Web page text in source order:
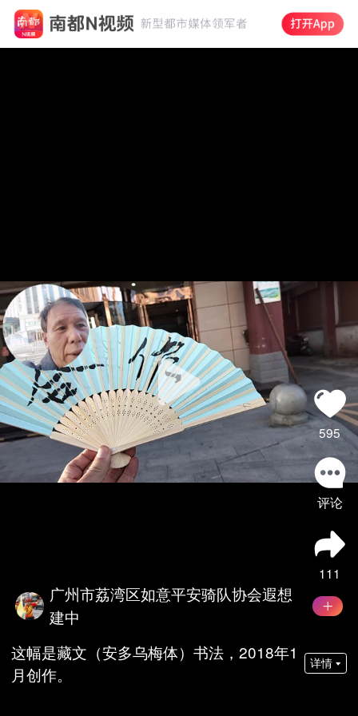
595
评论
111
广州市荔湾区如意平安骑队协会遐想
建中
这幅是藏文（安多乌梅体）书法，2018年1
月创作。
详情